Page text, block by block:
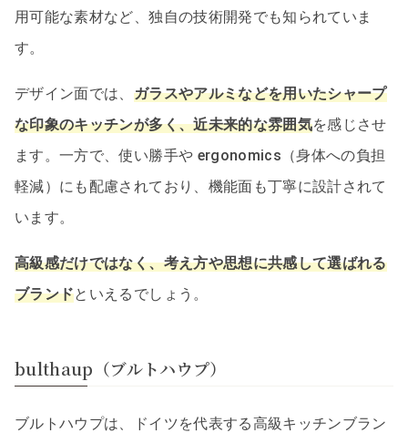
用可能な素材など、独自の技術開発でも知られていま
す。
デザイン面では、 ガラスやアルミなどを用いたシャープ
な印象のキッチンが多く、近未来的な雰囲気を感じさせ
ます。一方で、使い勝手や ergonomics（身体への負担
軽減）にも配慮されており、機能面も丁寧に設計されて
います。
高級感だけではなく、考え方や思想に共感して選ばれる
ブランドといえるでしょう。
bulthaup（ブルトハウプ）
ブルトハウプは、ドイツを代表する高級キッチンブラン